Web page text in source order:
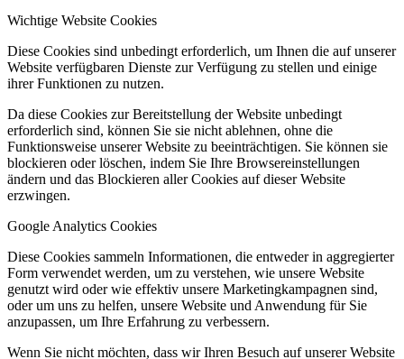
Wichtige Website Cookies
Diese Cookies sind unbedingt erforderlich, um Ihnen die auf unserer
Website verfügbaren Dienste zur Verfügung zu stellen und einige
ihrer Funktionen zu nutzen.
Da diese Cookies zur Bereitstellung der Website unbedingt
erforderlich sind, können Sie sie nicht ablehnen, ohne die
Funktionsweise unserer Website zu beeinträchtigen. Sie können sie
blockieren oder löschen, indem Sie Ihre Browsereinstellungen
ändern und das Blockieren aller Cookies auf dieser Website
erzwingen.
Google Analytics Cookies
Diese Cookies sammeln Informationen, die entweder in aggregierter
Form verwendet werden, um zu verstehen, wie unsere Website
genutzt wird oder wie effektiv unsere Marketingkampagnen sind,
oder um uns zu helfen, unsere Website und Anwendung für Sie
anzupassen, um Ihre Erfahrung zu verbessern.
Wenn Sie nicht möchten, dass wir Ihren Besuch auf unserer Website